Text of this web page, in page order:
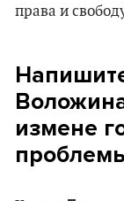
права и
измене